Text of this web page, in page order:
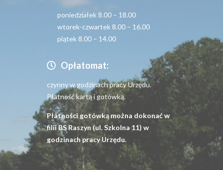
poniedziałek 8.00 – 18.00
wtorek-czwartek 8.00 – 16.00
piątek 8.00 – 14.00
Opłatomat:
czynny w godzinach pracy Urzędu.
Płatność kartą i gotówką.
Płatności gotówką można dokonać w
filii BS Raszyn (ul. Szkolna 11) w
godzinach pracy Urzędu.